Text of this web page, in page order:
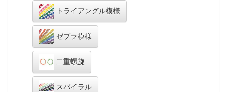
トライアングル模様
ゼブラ模様
二重螺旋
スパイラル